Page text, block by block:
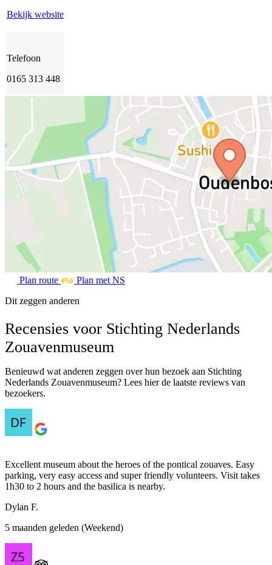
Bekijk website
Telefoon
0165 313 448
Plan route
Plan met NS
Dit zeggen anderen
Recensies voor Stichting Nederlands
Zouavenmuseum
Benieuwd wat anderen zeggen over hun bezoek aan Stichting
Nederlands Zouavenmuseum? Lees hier de laatste reviews van
bezoekers.
Excellent museum about the heroes of the pontical zouaves. Easy
parking, very easy access and super friendly volunteers. Visit takes
1h30 to 2 hours and the basilica is nearby.
Dylan F.
5 maanden geleden (Weekend)